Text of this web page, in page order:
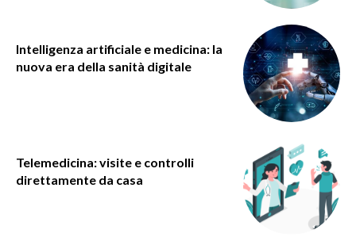
Intelligenza artificiale e medicina: la
nuova era della sanità digitale
Telemedicina: visite e controlli
direttamente da casa